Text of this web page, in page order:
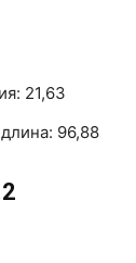
21,63
96,88